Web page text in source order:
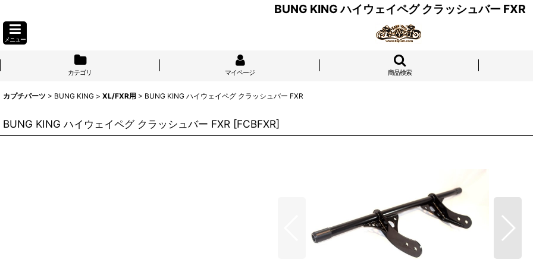
BUNG KING ハイウェイペグ クラッシュバー FXR
メニュー
カテゴリ マイページ 商品検索
カプチパーツ > BUNG KING > XL/FXR用 > BUNG KING ハイウェイペグ クラッシュバー FXR
BUNG KING ハイウェイペグ クラッシュバー FXR [FCBFXR]